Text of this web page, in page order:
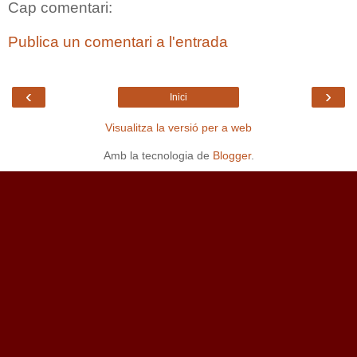
Cap comentari:
Publica un comentari a l'entrada
‹ ›
Inici
Visualitza la versió per a web
Amb la tecnologia de Blogger.